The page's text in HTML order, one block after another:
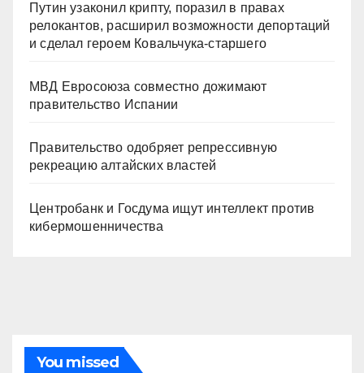
Путин узаконил крипту, поразил в правах
релокантов, расширил возможности депортаций
и сделал героем Ковальчука-старшего
МВД Евросоюза совместно дожимают
правительство Испании
Правительство одобряет репрессивную
рекреацию алтайских властей
Центробанк и Госдума ищут интеллект против
кибермошенничества
You missed